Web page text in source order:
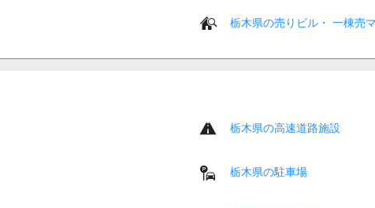
栃木県の売りビル・ 一棟売
栃木県の高速道路施設
栃木県の駐車場